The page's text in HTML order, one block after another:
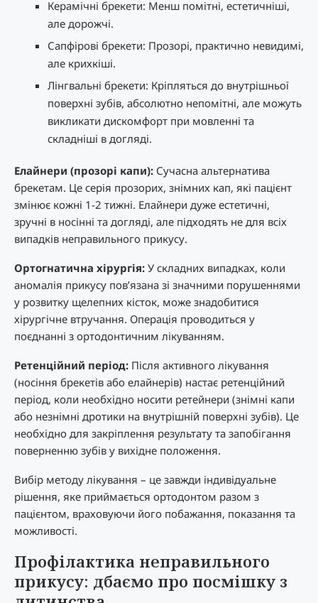
Керамічні брекети: Менш помітні, естетичніші,
але дорожчі.
Сапфірові брекети: Прозорі, практично невидимі,
але крихкіші.
Лінгвальні брекети: Кріпляться до внутрішньої
поверхні зубів, абсолютно непомітні, але можуть
викликати дискомфорт при мовленні та
складніші в догляді.
Елайнери (прозорі капи): Сучасна альтернатива
брекетам. Це серія прозорих, знімних кап, які пацієнт
змінює кожні 1-2 тижні. Елайнери дуже естетичні,
зручні в носінні та догляді, але підходять не для всіх
випадків неправильного прикусу.
Ортогнатична хірургія: У складних випадках, коли
аномалія прикусу пов’язана зі значними порушеннями
у розвитку щелепних кісток, може знадобитися
хірургічне втручання. Операція проводиться у
поєднанні з ортодонтичним лікуванням.
Ретенційний період: Після активного лікування
(носіння брекетів або елайнерів) настає ретенційний
період, коли необхідно носити ретейнери (знімні капи
або незнімні дротики на внутрішній поверхні зубів). Це
необхідно для закріплення результату та запобігання
поверненню зубів у вихідне положення.
Вибір методу лікування – це завжди індивідуальне
рішення, яке приймається ортодонтом разом з
пацієнтом, враховуючи його побажання, показання та
можливості.
Профілактика неправильного
прикусу: дбаємо про посмішку з